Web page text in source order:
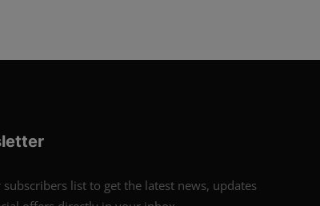
subscribers list to get the latest news, updates